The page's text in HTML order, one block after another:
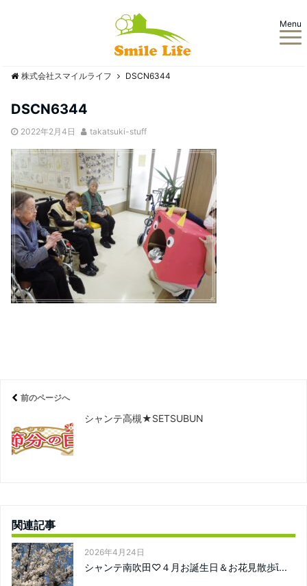
Menu
株式会社スマイルライフ DSCN6344
DSCN6344
2022年2月4日 takatsuki-stuff
前のページへ
シャンテ高槻★SETSUBUN
関連記事
2026年4月24日
シャンテ南吹田♡４月お誕生日＆お花見散歩ἳ...